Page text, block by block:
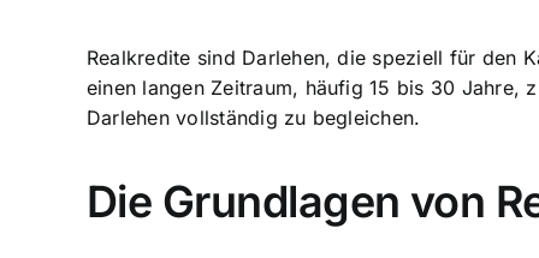
Realkredite sind Darlehen, die speziell für den
einen langen Zeitraum, häufig 15 bis 30 Jahre,
Darlehen vollständig zu begleichen.
Die Grundlagen von